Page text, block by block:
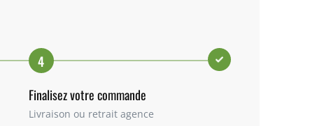
4
Finalisez votre commande
Livraison ou retrait agence